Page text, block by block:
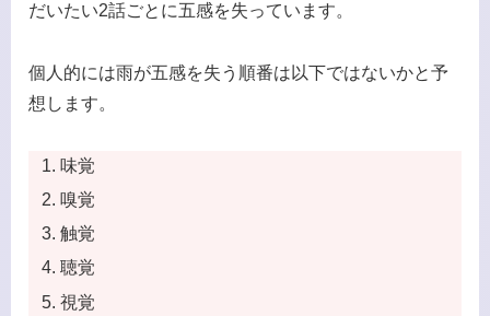
だいたい2話ごとに五感を失っています。
個人的には雨が五感を失う順番は以下ではないかと予
想します。
味覚
嗅覚
触覚
聴覚
視覚